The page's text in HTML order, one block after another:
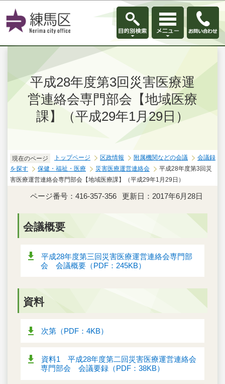
このページの本文へ移動
平成28年度第3回災害医療運
営連絡会専門部会【地域医療
課】（平成29年1月29日）
現在のページ トップページ 区政情報 附属機関などの会議
会議録
を探す
保健・福祉・医療 災害医療運営連絡会
平成28年度第3回災
害医療運営連絡会専門部会【地域医療課】（平成29年1月29日）
ページ番号：416-357-356 更新日：2017年6月28日
会議概要
平成28年度第三回災害医療運営連絡会専門部
会 会議概要（PDF：245KB）
資料
次第（PDF：4KB）
資料1 平成28年度第二回災害医療運営連絡会
専門部会 会議要録（PDF：38KB）